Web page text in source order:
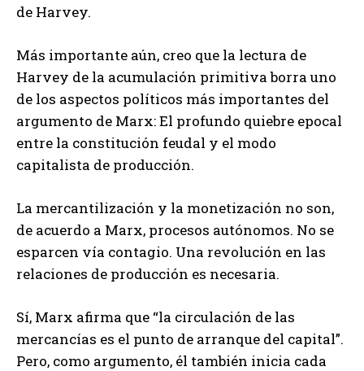
de Harvey.
Más importante aún, creo que la lectura de
Harvey de la acumulación primitiva borra uno
de los aspectos políticos más importantes del
argumento de Marx: El profundo quiebre epocal
entre la constitución feudal y el modo
capitalista de producción.
La mercantilización y la monetización no son,
de acuerdo a Marx, procesos autónomos. No se
esparcen vía contagio. Una revolución en las
relaciones de producción es necesaria.
Sí, Marx afirma que “la circulación de las
mercancías es el punto de arranque del capital”.
Pero, como argumento, él también inicia cada